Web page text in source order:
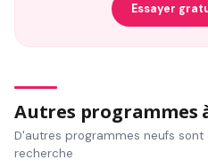
Essayer
Autres programmes
D'autres programmes neufs
recherche